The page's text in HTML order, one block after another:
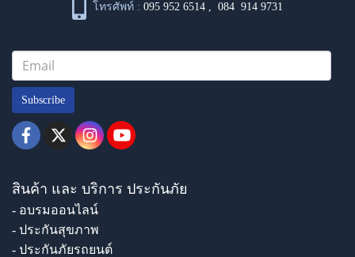
โทรศัพท์ : 095 952 6514 ,084 914 9731
Subscribe
สินค้า และ บริการ ประกันภัย
- อบรมออนไลน์
- ประกันสุขภาพ
- ประกันภัยรถยนต์